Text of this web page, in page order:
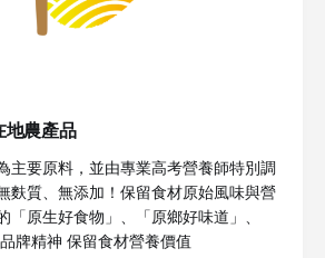
地農產品
主要原料，並由專業高考營養師特別調
麩質、無添加！保留食材原始風味與營
「原生好食物」、「原鄉好味道」、
牌精神 保留食材營養價值